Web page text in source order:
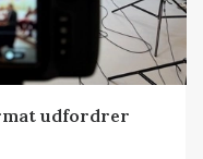
udfordrer